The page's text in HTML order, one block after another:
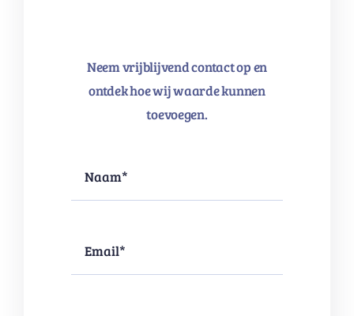
Neem vrijblijvend contact op en
ontdek hoe wij waarde kunnen
toevoegen.